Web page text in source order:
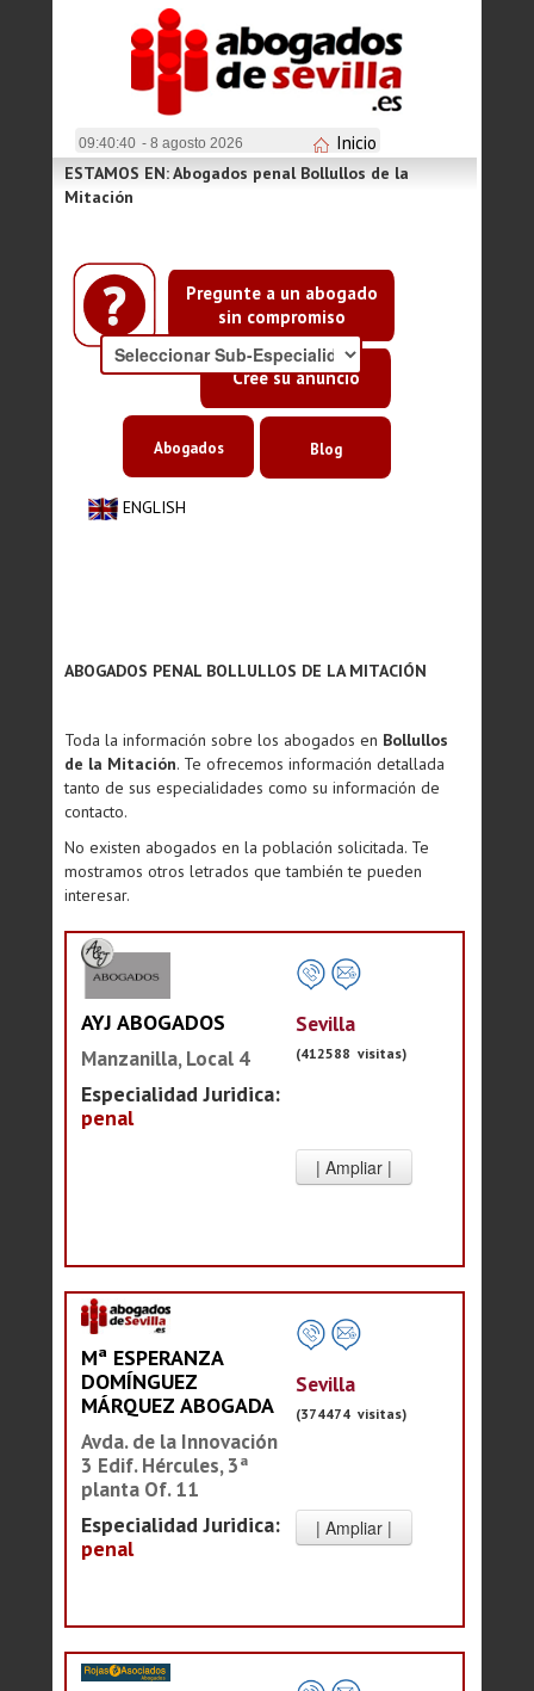
09:40:41 - 8 agosto 2026 Inicio
Pregunte a un abogado
sin compromiso
Cree su anuncio
ESTAMOS EN: Abogados penal Bollullos de la
Mitación
ENGLISH
Abogados Blog
ABOGADOS PENAL BOLLULLOS DE LA MITACIÓN
Toda la información sobre los abogados en Bollullos
de la Mitación. Te ofrecemos información detallada
tanto de sus especialidades como su información de
contacto.
No existen abogados en la población solicitada. Te
mostramos otros letrados que también te pueden
interesar.
AYJ ABOGADOS
Manzanilla, Local 4
Especialidad Juridica:
penal
Sevilla
(412588 visitas)
Mª ESPERANZA
DOMÍNGUEZ
MÁRQUEZ ABOGADA
Avda. de la Innovación
3 Edif. Hércules, 3ª
planta Of. 11
Especialidad Juridica:
penal
Sevilla
(374474 visitas)